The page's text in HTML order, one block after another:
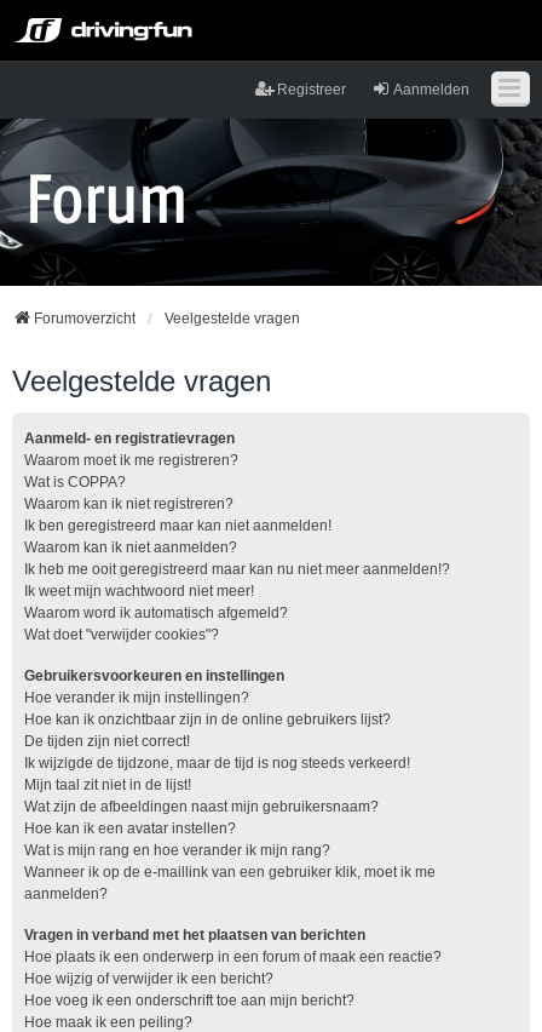
Aanmelden
Registreer
Forumoverzicht Veelgestelde vragen
Veelgestelde vragen
Aanmeld- en registratievragen
Waarom moet ik me registreren?
Wat is COPPA?
Waarom kan ik niet registreren?
Ik ben geregistreerd maar kan niet aanmelden!
Waarom kan ik niet aanmelden?
Ik heb me ooit geregistreerd maar kan nu niet meer aanmelden!?
Ik weet mijn wachtwoord niet meer!
Waarom word ik automatisch afgemeld?
Wat doet "verwijder cookies"?
Gebruikersvoorkeuren en instellingen
Hoe verander ik mijn instellingen?
Hoe kan ik onzichtbaar zijn in de online gebruikers lijst?
De tijden zijn niet correct!
Ik wijzigde de tijdzone, maar de tijd is nog steeds verkeerd!
Mijn taal zit niet in de lijst!
Wat zijn de afbeeldingen naast mijn gebruikersnaam?
Hoe kan ik een avatar instellen?
Wat is mijn rang en hoe verander ik mijn rang?
Wanneer ik op de e-maillink van een gebruiker klik, moet ik me
aanmelden?
Vragen in verband met het plaatsen van berichten
Hoe plaats ik een onderwerp in een forum of maak een reactie?
Hoe wijzig of verwijder ik een bericht?
Hoe voeg ik een onderschrift toe aan mijn bericht?
Hoe maak ik een peiling?